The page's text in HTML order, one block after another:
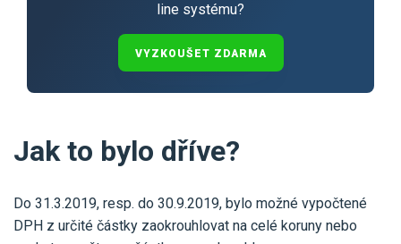
line systému?
VYZKOUŠET ZDARMA
Jak to bylo dříve?
Do 31.3.2019, resp. do 30.9.2019, bylo možné vypočtené
DPH z určité částky zaokrouhlovat na celé koruny nebo